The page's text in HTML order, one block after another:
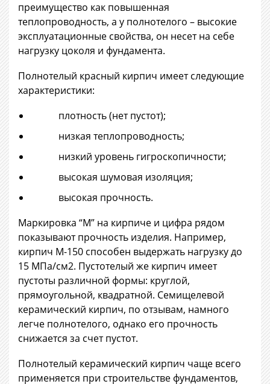
преимущество как повышенная
теплопроводность, а у полнотелого – высокие
эксплуатационные свойства, он несет на себе
нагрузку цоколя и фундамента.
Полнотелый красный кирпич имеет следующие
характеристики:
плотность (нет пустот);
низкая теплопроводность;
низкий уровень гигроскопичности;
высокая шумовая изоляция;
высокая прочность.
Маркировка “М” на кирпиче и цифра рядом
показывают прочность изделия. Например,
кирпич М-150 способен выдержать нагрузку до
15 МПа/см2. Пустотелый же кирпич имеет
пустоты различной формы: круглой,
прямоугольной, квадратной. Семищелевой
керамический кирпич, по отзывам, намного
легче полнотелого, однако его прочность
снижается за счет пустот.
Полнотелый керамический кирпич чаще всего
применяется при строительстве фундаментов,